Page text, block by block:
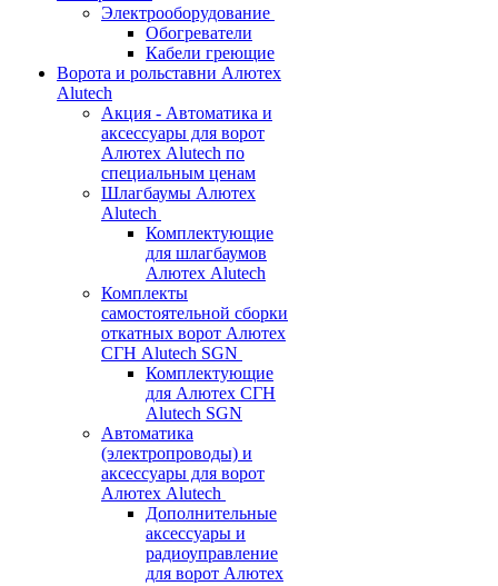
Электрооборудование
Обогреватели
Кабели греющие
Ворота и рольставни Алютех
Alutech
Акция - Автоматика и
аксессуары для ворот
Алютех Alutech по
специальным ценам
Шлагбаумы Алютех
Alutech
Комплектующие
для шлагбаумов
Алютех Alutech
Комплекты
самостоятельной сборки
откатных ворот Алютех
СГН Alutech SGN
Комплектующие
для Алютех СГН
Alutech SGN
Автоматика
(электропроводы) и
аксессуары для ворот
Алютех Alutech
Дополнительные
аксессуары и
радиоуправление
для ворот Алютех